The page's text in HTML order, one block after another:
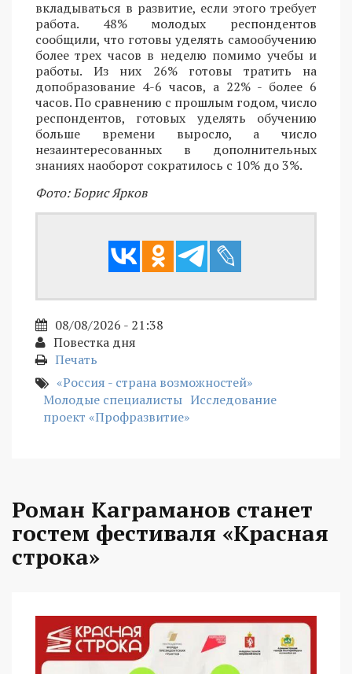
вкладываться в развитие, если этого требует
работа. 48% молодых респондентов
сообщили, что готовы уделять самообучению
более трех часов в неделю помимо учебы и
работы. Из них 26% готовы тратить на
допобразование 4-6 часов, а 22% - более 6
часов. По сравнению с прошлым годом, число
респондентов, готовых уделять обучению
больше времени выросло, а число
незаинтересованных в дополнительных
знаниях наоборот сократилось с 10% до 3%.
Фото: Борис Ярков
08/08/2026 - 21:38
Повестка дня
Печать
«Россия - страна возможностей»
Молодые специалисты Исследование
проект «Профразвитие»
Роман Каграманов станет
гостем фестиваля «Красная
строка»